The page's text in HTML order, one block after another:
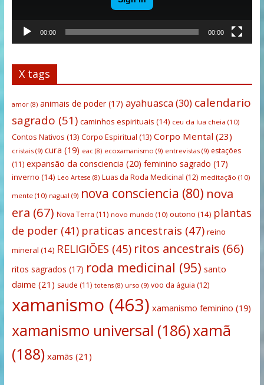
00:00 00:00
X tags
amor(8) animais de poder(17) ayahuasca(30) calendario
sagrado (51) caminhos espirituais (14) ceu da lua cheia (10)
Contos Nativos (13) Corpo Espiritual (13) Corpo Mental (23)
cristais(9) cura (19) eac (8) ecoxamanismo (9) entrevistas(9) estações
(11) expansão da consciencia (20) feminino sagrado (17)
inverno (14) Leo Artese (8) Luas da Roda Medicinal (12) meditação (10)
mente(10) nagual (9) nova consciencia (80) nova
era (67) Nova Terra (11) novo mundo (10) outono (14) plantas
de poder(41) praticas ancestrais (47) reino
mineral (14) RELIGIÕES (45) ritos ancestrais (66)
ritos sagrados (17) roda medicinal (95) santo
daime (21) saude (11) totens(8) urso (9) voo da águia (12)
xamanismo (463) xamanismo feminino (19)
xamanismo universal (186)xamã
(188) xamãs (21)